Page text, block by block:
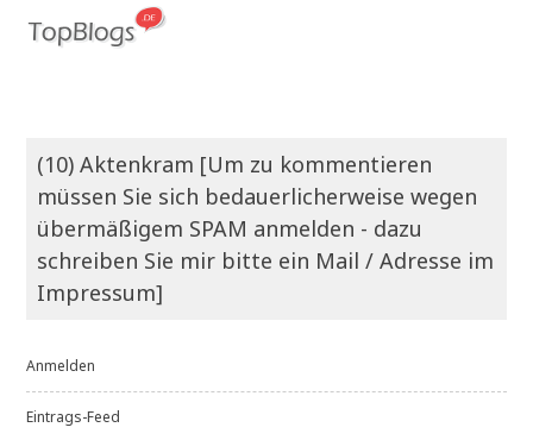
(10) Aktenkram [Um zu kommentieren
müssen Sie sich bedauerlicherweise wegen
übermäßigem SPAM anmelden - dazu
schreiben Sie mir bitte ein Mail / Adresse im
Impressum]
Anmelden
Eintrags-Feed